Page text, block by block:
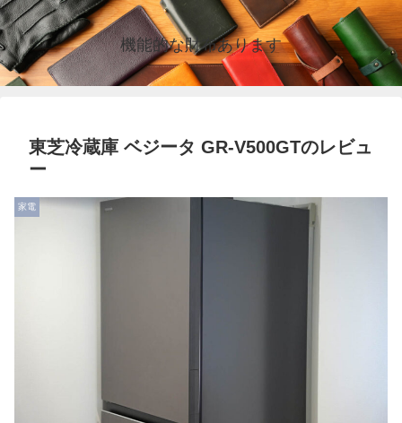
機能的な財布あります
東芝冷蔵庫 ベジータ GR-V500GTのレビュ
ー
家電